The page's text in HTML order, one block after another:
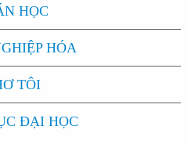
HỌC
HÓA
TÔI
ĐẠI HỌC